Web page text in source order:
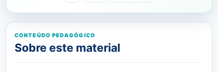
CONTEÚDO PEDAGÓGICO
Sobre este material